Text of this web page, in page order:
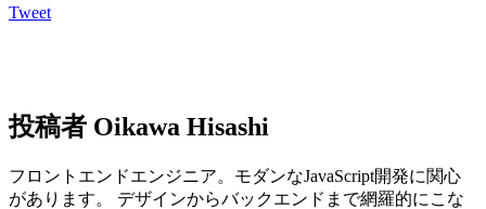
Tweet
投稿者 Oikawa Hisashi
フロントエンドエンジニア。モダンなJavaScript開発に関心
があります。 デザインからバックエンドまで網羅的にこな